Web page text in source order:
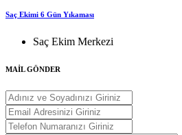
Saç Ekimi 6 Gün Yıkaması
Saç Ekim Merkezi
MAİL GÖNDER